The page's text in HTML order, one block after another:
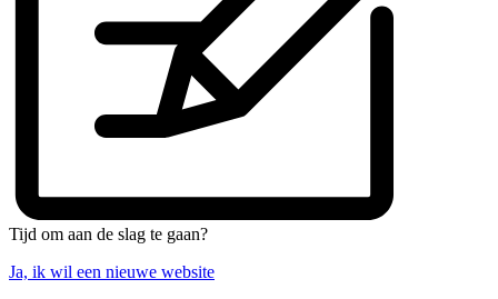
Tijd om aan de slag te gaan?
Ja, ik wil een nieuwe website